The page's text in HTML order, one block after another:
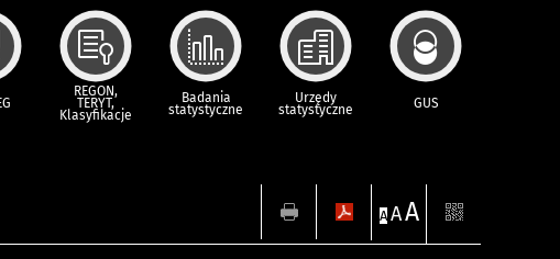
REGON,
TERYT,
Klasyfikacje
Badania
statystyczne
Urzędy
statystyczne GUS
A AA